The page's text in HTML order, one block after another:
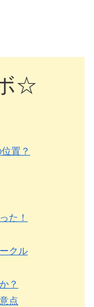
☆
置？
た！
クル
？
点